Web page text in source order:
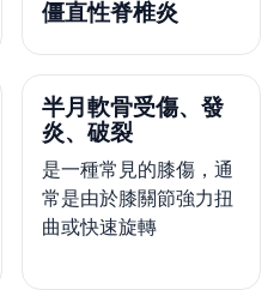
僵直性脊椎炎
半月軟骨受傷、發
炎、破裂
是一種常見的膝傷，通
常是由於膝關節強力扭
曲或快速旋轉